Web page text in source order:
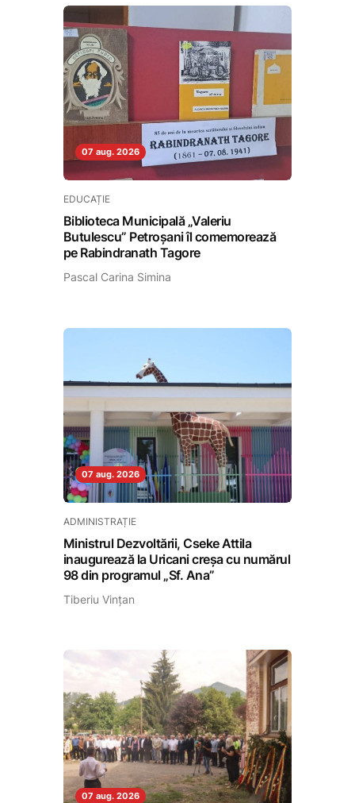
07 aug. 2026
EDUCAȚIE
Biblioteca Municipală „Valeriu
Butulescu” Petroșani îl comemorează
pe Rabindranath Tagore
Pascal Carina Simina
07 aug. 2026
ADMINISTRAȚIE
Ministrul Dezvoltării, Cseke Attila
inaugurează la Uricani creșa cu numărul
98 din programul „Sf. Ana”
Tiberiu Vințan
07 aug. 2026